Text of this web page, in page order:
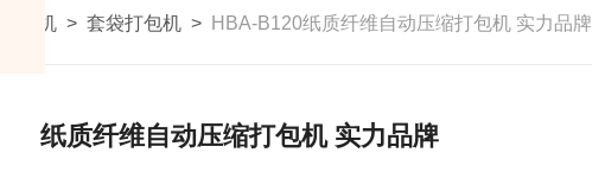
打包机 > 套袋打包机 > HBA-B120纸质纤维自动压缩打包机 实力品牌
纸质纤维自动压缩打包机 实力品牌